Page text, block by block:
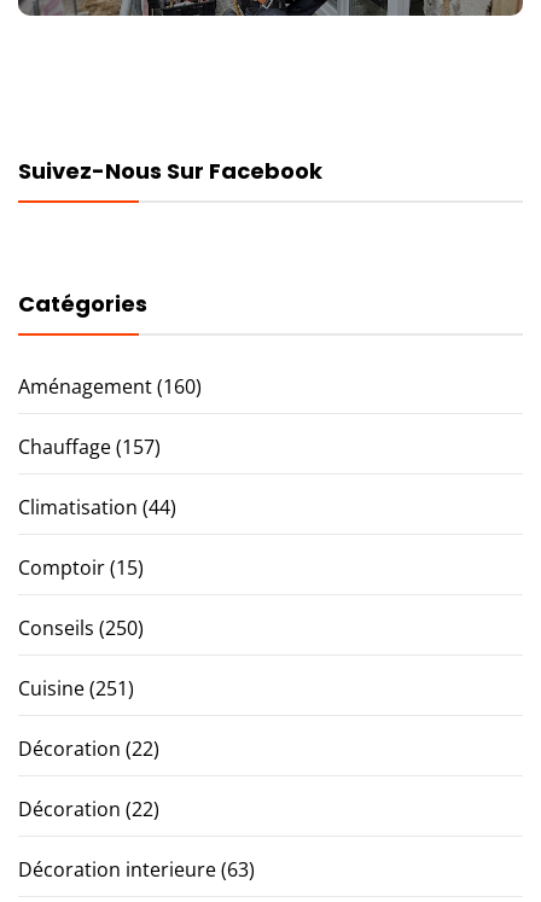
Suivez-Nous Sur Facebook
Catégories
Aménagement(160)
Chauffage(157)
Climatisation (44)
Comptoir(15)
Conseils (250)
Cuisine(251)
Décoration (22)
Décoration (22)
Décoration interieure(63)